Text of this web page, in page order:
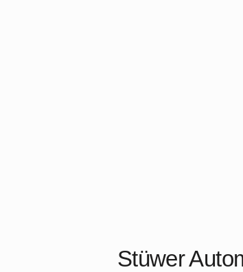
Stüwer